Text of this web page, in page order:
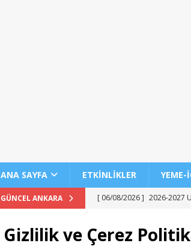
ANA SAYFA ETKINLIKLER YEME-
GÜNCEL ANKARA [ 06/08/2026 ] 2026-2027
[ 06/08/2026 ] Geleceğin
Gizlilik ve Çerez